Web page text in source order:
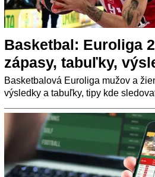
Basketbal: Euroliga
zápasy, tabuľky,
Basketbalová Euroliga mužov a
výsledky a tabuľky, tipy kde